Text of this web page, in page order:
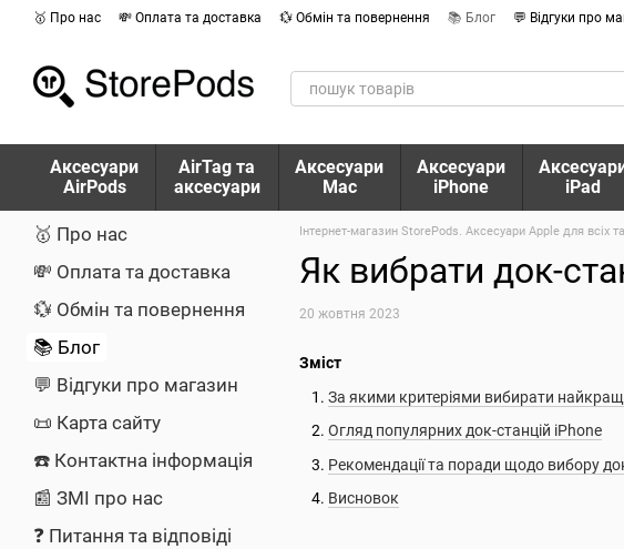
Перейти до основного контенту
🥇 Про нас 💸 Оплата та доставка 💱 Обмін та повернення 📚 Блог 💬 Відгуки про
Аксесуари
AirPods
AirTag та
аксесуари
Аксесуари
Mac
Аксесуари
iPhone
iPad
Інтернет-магазин StorePods. Аксесуари Apple для всіх
Як вибрати док-
20 жовтня 2023
Зміст
За якими критеріями вибирати
Огляд популярних док-станцій iPhone
Рекомендації та поради щодо вибору
Висновок
🥇 Про нас
💸 Оплата та доставка
💱 Обмін та повернення
📚 Блог
💬 Відгуки про магазин
📜 Карта сайту
☎️ Контактна інформація
📰 ЗМІ про нас
❓ Питання та відповіді